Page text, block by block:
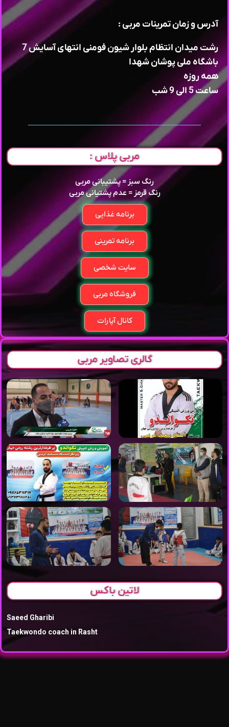
آدرس و زمان تمرینات مربی :
رشت میدان انتظام بلوار شیون فومنی انتهای آسایش 7
باشگاه ملی پوشان شهدا
همه روزه
ساعت 5 الی 9 شب
مربی پلاس :
رنگ سبز = پشتیبانی مربی
رنگ قرمز = عدم پشتیانی مربی
برنامه غذایی
برنامه تمرینی
سایت شخصی
فروشگاه مربی
کانال آپارات
گالری تصاویر مربی
لاتین باکس
Saeed Gharibi
Taekwondo coach in Rasht